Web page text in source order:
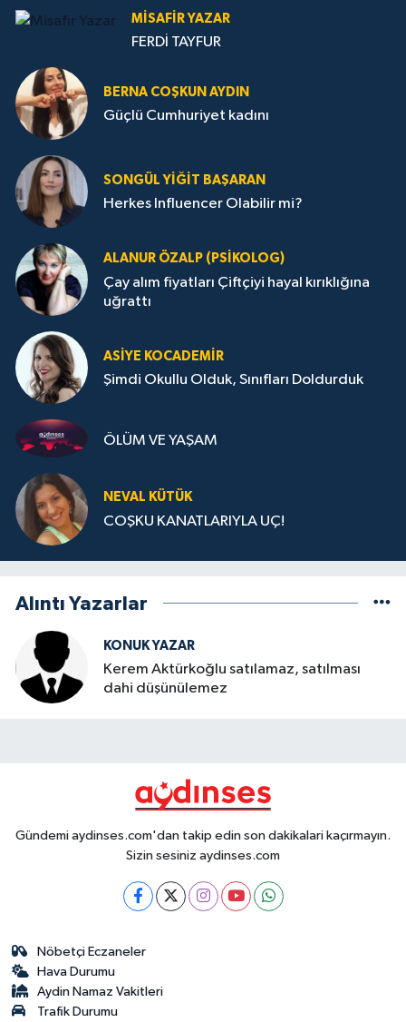
MISAFIR YAZAR
FERDİ TAYFUR
BERNA COŞKUN AYDIN
Güçlü Cumhuriyet kadını
SONGÜL YIĞIT BAŞARAN
Herkes Influencer Olabilir mi?
ALANUR ÖZALP (PSIKOLOG)
Çay alım fiyatları Çiftçiyi hayal kırıklığına
uğrattı
ASIYE KOCADEMİR
Şimdi Okullu Olduk, Sınıfları Doldurduk
ÖLÜM VE YAŞAM
NEVAL KÜTÜK
COŞKU KANATLARIYLA UÇ!
Alıntı Yazarlar
KONUK YAZAR
Kerem Aktürkoğlu satılamaz, satılması
dahi düşünülemez
Gündemi aydinses.com'dan takip edin son dakikalari kaçırmayın.
Sizin sesiniz aydinses.com
Nöbetçi Eczaneler
Hava Durumu
Aydin Namaz Vakitleri
Trafik Durumu